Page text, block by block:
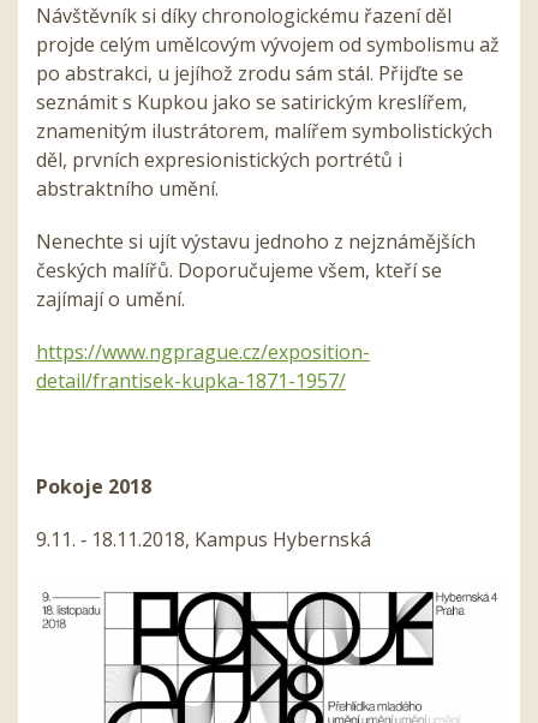
Návštěvník si díky chronologickému řazení děl
projde celým umělcovým vývojem od symbolismu až
po abstrakci, u jejíhož zrodu sám stál. Přijďte se
seznámit s Kupkou jako se satirickým kreslířem,
znamenitým ilustrátorem, malířem symbolistických
děl, prvních expresionistických portrétů i
abstraktního umění.
Nenechte si ujít výstavu jednoho z nejznámějších
českých malířů. Doporučujeme všem, kteří se
zajímají o umění.
https://www.ngprague.cz/exposition-
detail/frantisek-kupka-1871-1957/
Pokoje 2018
9.11. ‑ 18.11.2018, Kampus Hybernská